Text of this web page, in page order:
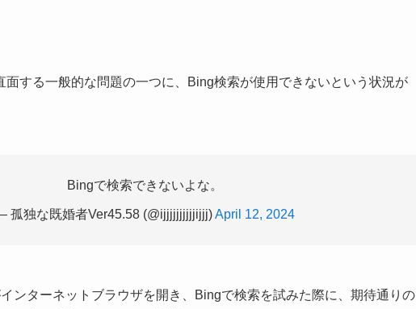
面する一般的な問題の一つに、Bing検索が使用できないという状況が
Bingで検索できないよな。
孤独な既婚者Ver45.58 (@ijjjjjjjjjjijjj)April 12, 2024
ンターネットブラウザを開き、Bingで検索を試みた際に、期待通りの